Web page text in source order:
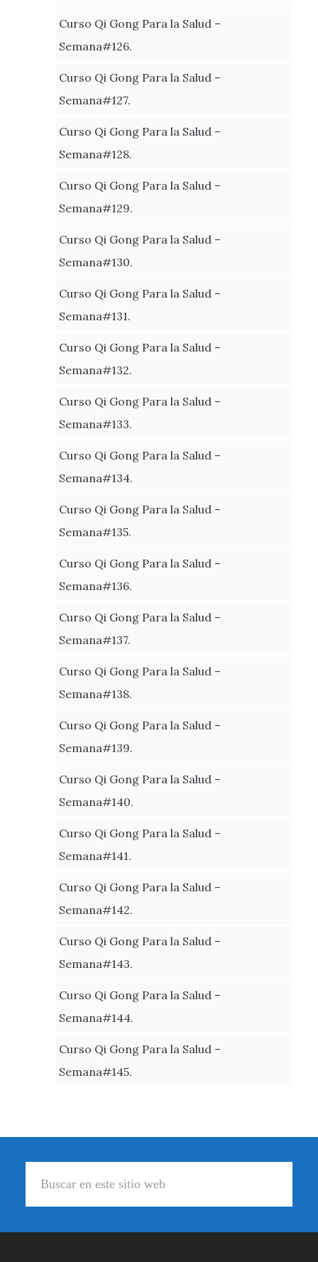
Curso Qi Gong Para la Salud –
Semana#126.
Curso Qi Gong Para la Salud –
Semana#127.
Curso Qi Gong Para la Salud –
Semana#128.
Curso Qi Gong Para la Salud –
Semana#129.
Curso Qi Gong Para la Salud –
Semana#130.
Curso Qi Gong Para la Salud –
Semana#131.
Curso Qi Gong Para la Salud –
Semana#132.
Curso Qi Gong Para la Salud –
Semana#133.
Curso Qi Gong Para la Salud –
Semana#134.
Curso Qi Gong Para la Salud –
Semana#135.
Curso Qi Gong Para la Salud –
Semana#136.
Curso Qi Gong Para la Salud –
Semana#137.
Curso Qi Gong Para la Salud –
Semana#138.
Curso Qi Gong Para la Salud –
Semana#139.
Curso Qi Gong Para la Salud –
Semana#140.
Curso Qi Gong Para la Salud –
Semana#141.
Curso Qi Gong Para la Salud –
Semana#142.
Curso Qi Gong Para la Salud –
Semana#143.
Curso Qi Gong Para la Salud –
Semana#144.
Curso Qi Gong Para la Salud –
Semana#145.